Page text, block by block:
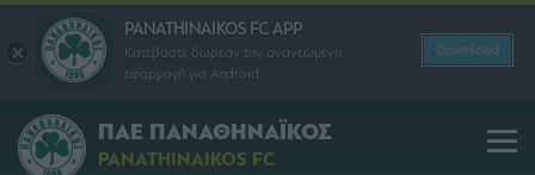
PANATHINAIKOS FC APP
Κατεβάστε δωρεάν την ανανεωμένη
εφαρμογή για Android
Download
ΠΑΕ ΠΑΝΑΘΗΝΑΪΚΟΣ
PANATHINAIKOS FC